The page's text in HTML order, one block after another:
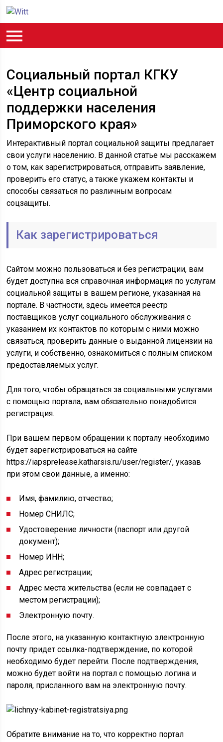
Социальный портал КГКУ
«Центр социальной
поддержки населения
Приморского края»
Интерактивный портал социальной защиты предлагает
свои услуги населению. В данной статье мы расскажем
о том, как зарегистрироваться, отправить заявление,
проверить его статус, а также укажем контакты и
способы связаться по различным вопросам
соцзащиты.
Как зарегистрироваться
Сайтом можно пользоваться и без регистрации, вам
будет доступна вся справочная информация по услугам
социальной защиты в вашем регионе, указанная на
портале. В частности, здесь имеется реестр
поставщиков услуг социального обслуживания с
указанием их контактов по которым с ними можно
связаться, проверить данные о выданной лицензии на
услуги, и собственно, ознакомиться с полным списком
предоставляемых услуг.
Для того, чтобы обращаться за социальными услугами
с помощью портала, вам обязательно понадобится
регистрация.
При вашем первом обращении к порталу необходимо
будет зарегистрироваться на сайте
https://iapsprelease.katharsis.ru/user/register/, указав
при этом свои данные, а именно:
Имя, фамилию, отчество;
Номер СНИЛС;
Удостоверение личности (паспорт или другой
документ);
Номер ИНН;
Адрес регистрации;
Адрес места жительства (если не совпадает с
местом регистрации);
Электронную почту.
После этого, на указанную контактную электронную
почту придет ссылка-подтверждение, по которой
необходимо будет перейти. После подтверждения,
можно будет войти на портал с помощью логина и
пароля, присланного вам на электронную почту.
Обратите внимание на то, что корректно портал